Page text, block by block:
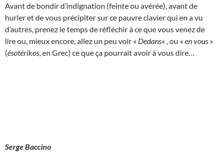
Avant de bondir d’indignation (feinte ou avérée), avant de
hurler et de vous précipiter sur ce pauvre clavier qui en a vu
d’autres, prenez le temps de réfléchir à ce que vous venez de
lire ou, mieux encore, allez un peu voir « Dedans« , ou « en vous »
(ésotérikos , en Grec) ce que ça pourrait avoir à vous dire…
Serge Baccino